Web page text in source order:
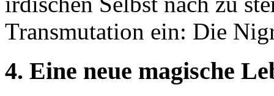
Transmutation ein: Die
4. Eine neue magische